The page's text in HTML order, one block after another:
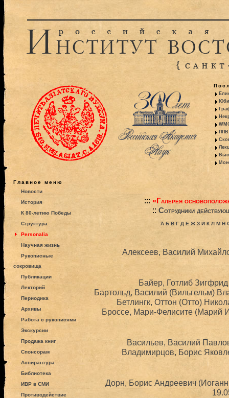
ППВ
Главное меню
Новости
История
К 80-летию Победы
Структура
Personalia
Научная жизнь
Рукописные
сокровища
Публикации
Лекторий
Периодика
Архивы
Работа с рукописями
Экскурсии
Продажа книг
Спонсорам
Аспирантура
Библиотека
ИВР в СМИ
Противодействие
::: «Галерея
:: Сотрудники
А Б В Г Д Е Ж З И К Л М Н
Алексеев, Василий
Байер, Готлиб
Бартольд, Василий (Вильгельм)
Бетлингк, Оттон (Отто)
Броссе, Мари-Фелисите (Марий
Васильев, Василий
Владимирцов, Борис
Дорн, Борис Андреевич